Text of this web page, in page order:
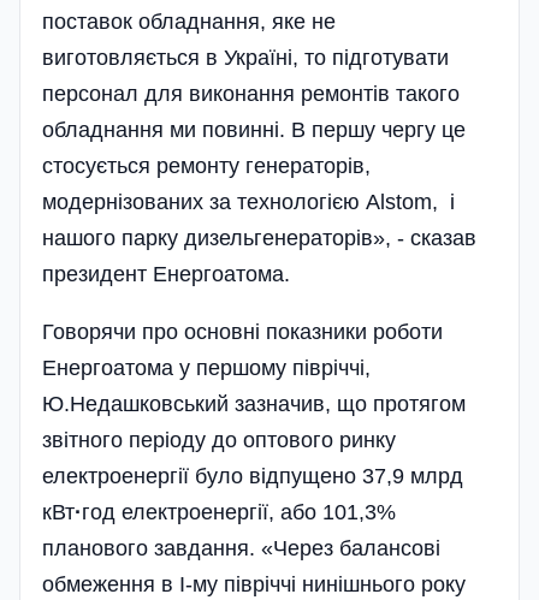
поставок обладнання, яке не
виготовляється в Україні, то підготувати
персонал для виконання ремонтів такого
обладнання ми повинні. В першу чергу це
стосується ремонту генераторів,
модернізованих за технологією Alstom, і
нашого парку дизельгенераторів», - сказав
президент Енергоатома.
Говорячи про основні показники роботи
Енерго­атома у першому півріччі,
Ю.Недашковський зазначив, що протягом
звітного періоду до оптового ринку
електроенергії було відпущено 37,9 млрд
кВт·год електроенергії, або 101,3%
планового завдання. «Через балансові
обмеження в І-му півріччі нинішнього року